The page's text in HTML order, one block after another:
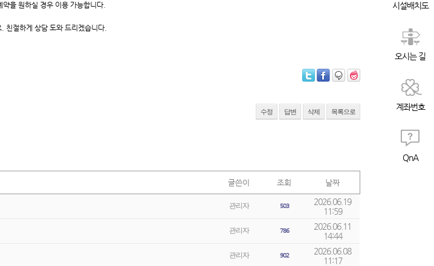
을 원하실 경우 이용 가능합니다.
친절하게 상담 도와 드리겠습니다.
수정 답변 삭제 목록으로
글쓴이 조회 날짜
관리자 503
2026.06.19
11:59
관리자 786
2026.06.11
14:44
관리자 902
2026.06.08
11:17
시설배치도
오시는 길
계좌번호
QnA